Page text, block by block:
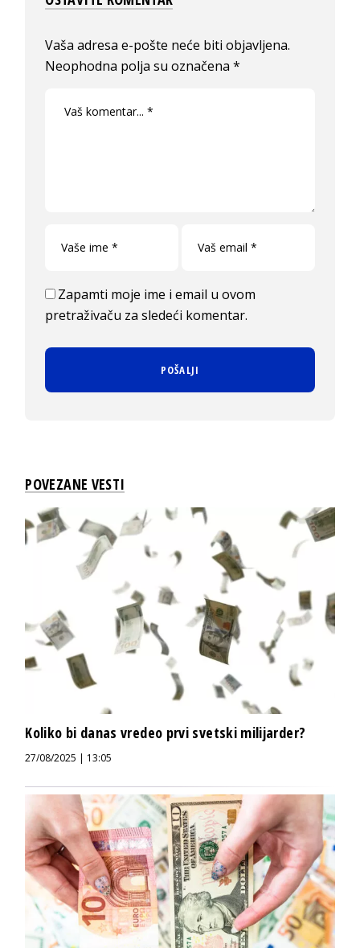
Vaša adresa e-pošte neće biti objavljena.
Neophodna polja su označena*
Zapamti moje ime i email u ovom
pretraživaču za sledeći komentar.
POVEZANE VESTI
Koliko bi danas vredeo prvi svetski milijarder?
27/08/2025 | 13:05